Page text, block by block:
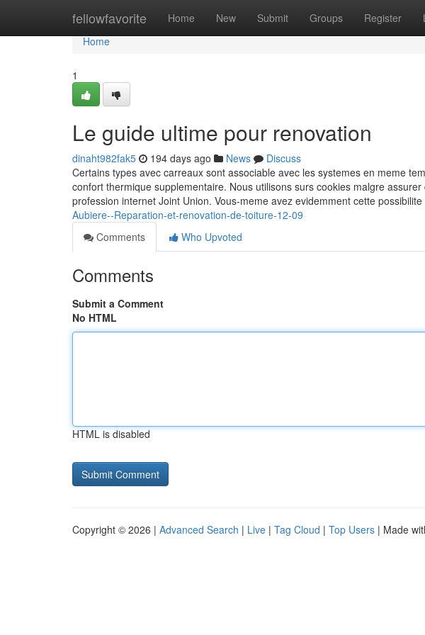
fellowfavorite Home New Submit Groups Register
Home
Home
1
Le guide ultime pour renovation
dinaht982fak5 194 days ago News
Discuss
Certains types avec carreaux sont associable avec les systemes en meme
confort thermique supplementaire. Nous utilisons surs cookies malgre
profession internet Joint Union. Vous-meme avez evidemment cette
Aubiere--Reparation-et-renovation-de-toiture-12-09
Comments
Who Upvoted
Comments
Submit a Comment
No HTML
HTML is disabled
Copyright © 2026 | Advanced Search | Live | Tag Cloud | Top Users | Made